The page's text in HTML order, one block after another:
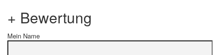
+ Bewertung
Mein Name